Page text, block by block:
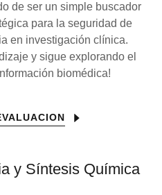
de ser un simple buscador
para la seguridad de
en investigación clínica.
y sigue explorando el
biomédica!
y Síntesis Química